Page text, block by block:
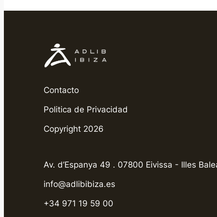
Contacto
Politica de Privacidad
Copyright 2026
Av. d’Espanya 49 . 07800 Eivissa - Illes
info@adlibibiza.es
+34 971 19 59 00